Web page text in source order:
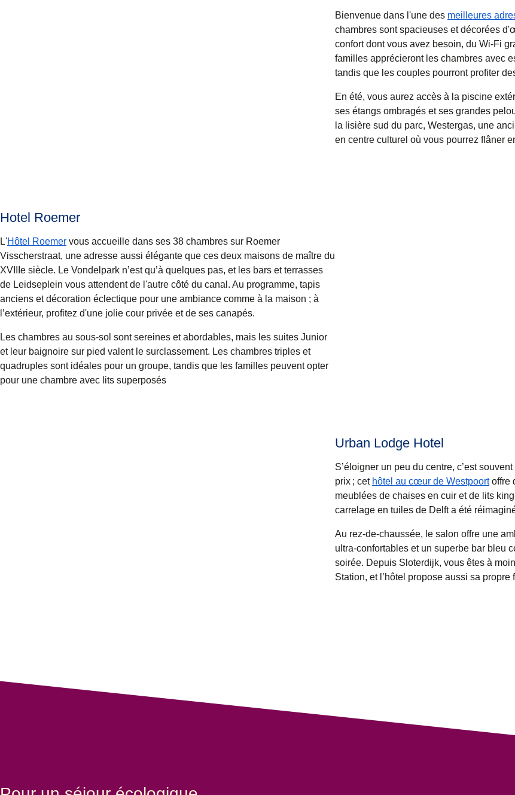
Bienvenue dans l'une des meilleures
chambres sont spacieuses et décorées
confort dont vous avez besoin, du Wi-Fi
familles apprécieront les chambres avec
tandis que les couples pourront profiter
En été, vous aurez accès à la piscine
ses étangs ombragés et ses grandes
la lisière sud du parc, Westergas, une
en centre culturel où vous pourrez flâner
Hotel Roemer
L'Hôtel Roemer vous accueille dans ses 38 chambres sur Roemer
Visscherstraat, une adresse aussi élégante que ces deux maisons de maître du
XVIIIe siècle. Le Vondelpark n’est qu’à quelques pas, et les bars et terrasses
de Leidseplein vous attendent de l'autre côté du canal. Au programme, tapis
anciens et décoration éclectique pour une ambiance comme à la maison ; à
l’extérieur, profitez d'une jolie cour privée et de ses canapés.
Les chambres au sous-sol sont sereines et abordables, mais les suites Junior
et leur baignoire sur pied valent le surclassement. Les chambres triples et
quadruples sont idéales pour un groupe, tandis que les familles peuvent opter
pour une chambre avec lits superposés
Urban Lodge Hotel
S’éloigner un peu du centre, c’est
prix ; cet hôtel au cœur de Westpoortoffre
meublées de chaises en cuir et de lits
carrelage en tuiles de Delft a été
Au rez-de-chaussée, le salon offre une
ultra-confortables et un superbe bar bleu
soirée. Depuis Sloterdijk, vous êtes à
Station, et l’hôtel propose aussi sa